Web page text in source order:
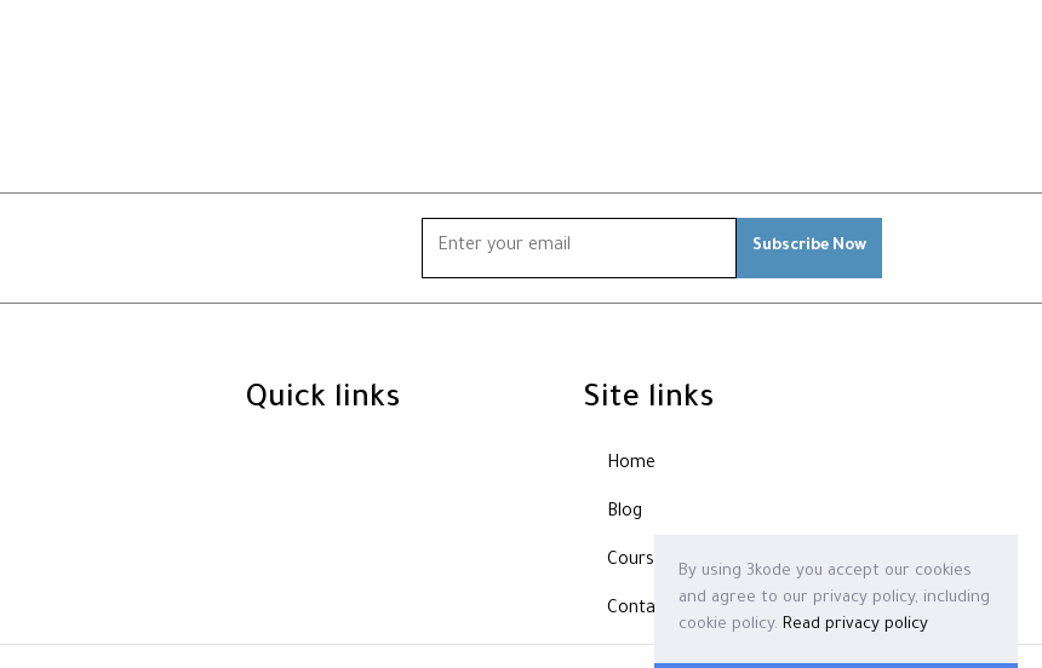
Subscribe Now
Quick links Site links
Home
Blog
Courses
Contact
By using 3kode you accept our cookies
and agree to our privacy policy, including
cookie policy. Read privacy policy